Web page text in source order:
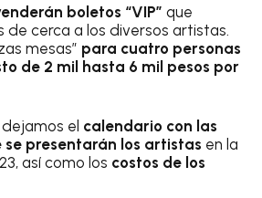
boletos “VIP”que
de cerca a los diversos artistas.
mesas” para cuatro personas
de 2 mil hasta 6 mil pesos por
el calendario con las
se presentarán los artistas en la
así como los costos de los